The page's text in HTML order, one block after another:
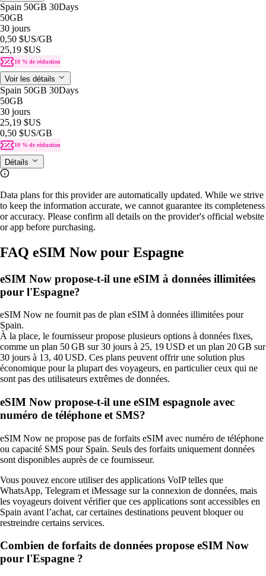
Spain 50GB 30Days
50GB
30 jours
0,50 $US/GB
25,19 $US
10 % de réduction
Voir les détails
Spain 50GB 30Days
50GB
30 jours
25,19 $US
0,50 $US/GB
10 % de réduction
Détails
Data plans for this provider are automatically updated. While we strive
to keep the information accurate, we cannot guarantee its completeness
or accuracy. Please confirm all details on the provider's official website
or app before purchasing.
FAQ eSIM Now pour Espagne
eSIM Now propose-t-il une eSIM à données illimitées
pour l'Espagne?
eSIM Now ne fournit pas de plan eSIM à données illimitées pour
Spain.
À la place, le fournisseur propose plusieurs options à données fixes,
comme un plan 50 GB sur 30 jours à 25, 19 USD et un plan 20 GB sur
30 jours à 13, 40 USD. Ces plans peuvent offrir une solution plus
économique pour la plupart des voyageurs, en particulier ceux qui ne
sont pas des utilisateurs extrêmes de données.
eSIM Now propose‑t‑il une eSIM espagnole avec
numéro de téléphone et SMS?
eSIM Now ne propose pas de forfaits eSIM avec numéro de téléphone
ou capacité SMS pour Spain. Seuls des forfaits uniquement données
sont disponibles auprès de ce fournisseur.
Vous pouvez encore utiliser des applications VoIP telles que
WhatsApp, Telegram et iMessage sur la connexion de données, mais
les voyageurs doivent vérifier que ces applications sont accessibles en
Spain avant l’achat, car certaines destinations peuvent bloquer ou
restreindre certains services.
Combien de forfaits de données propose eSIM Now
pour l'Espagne ?